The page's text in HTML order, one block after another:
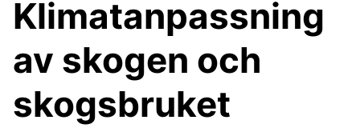
Klimatanpassning
av skogen och
skogsbruket